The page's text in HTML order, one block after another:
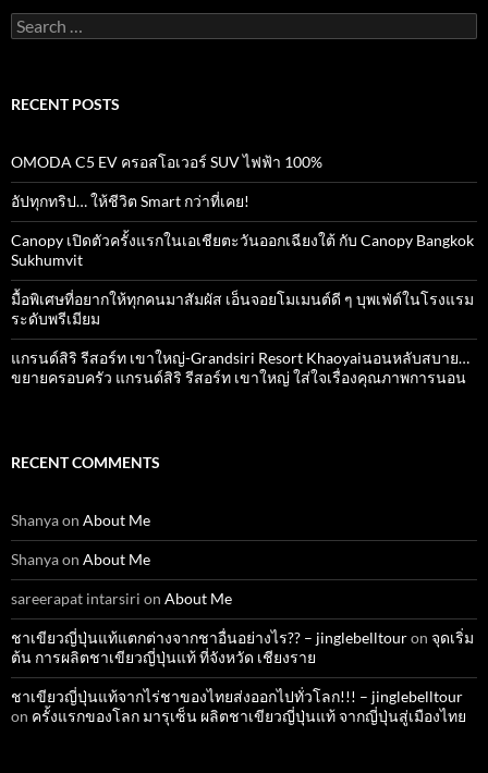
Search
for:
RECENT POSTS
OMODA C5 EV ครอสโอเวอร์ SUV ไฟฟ้า 100%
อัปทุกทริป… ให้ชีวิต Smart กว่าที่เคย!
Canopy เปิดตัวครั้งแรกในเอเชียตะวันออกเฉียงใต้ กับ Canopy Bangkok
Sukhumvit
มื้อพิเศษที่อยากให้ทุกคนมาสัมผัส เอ็นจอยโมเมนต์ดี ๆ บุพเฟ่ต์ในโรงแรม
ระดับพรีเมียม
แกรนด์สิริ​ รีสอร์ท​ เขาใหญ่​-Grandsiri​ Resort​ Khaoyaiนอนหลับสบาย…
ขยายครอบครัว แกรนด์สิริ รีสอร์ท เขาใหญ่ ใส่ใจเรื่องคุณภาพการนอน
RECENT COMMENTS
Shanyaon About Me
Shanyaon About Me
sareerapat intarsiri on About Me
ชาเขียวญี่ปุ่นแท้แตกต่างจากชาอื่นอย่างไร?? – jinglebelltouron จุดเริ่ม
ต้น การผลิตชาเขียวญี่ปุ่นแท้ ที่จังหวัด เชียงราย
ชาเขียวญี่ปุ่นแท้จากไร่ชาของไทยส่งออกไปทั่วโลก!!! – jinglebelltour
on ครั้งแรกของโลก มารุเซ็น ผลิตชาเขียวญี่ปุ่นแท้ จากญี่ปุ่นสู่เมืองไทย